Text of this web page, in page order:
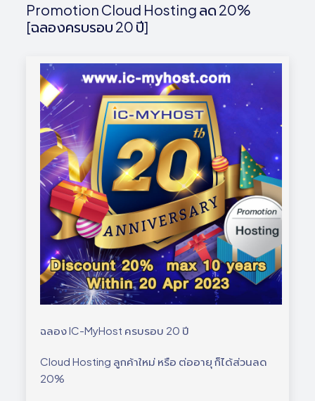
Promotion Cloud Hosting ลด 20%
[ฉลองครบรอบ 20 ปี]
ฉลอง IC-MyHost ครบรอบ 20 ปี
Cloud Hosting ลูกค้าใหม่ หรือ ต่ออายุ ก็ได้ส่วนลด
20%